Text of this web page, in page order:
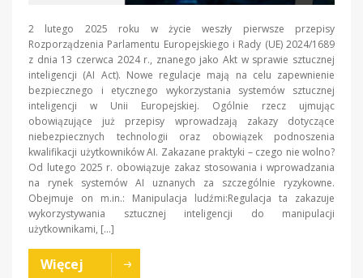
2 lutego 2025 roku w życie weszły pierwsze przepisy
Rozporządzenia Parlamentu Europejskiego i Rady (UE) 2024/1689
z dnia 13 czerwca 2024 r., znanego jako Akt w sprawie sztucznej
inteligencji (AI Act). Nowe regulacje mają na celu zapewnienie
bezpiecznego i etycznego wykorzystania systemów sztucznej
inteligencji w Unii Europejskiej. Ogólnie rzecz ujmując
obowiązujące już przepisy wprowadzają zakazy dotyczące
niebezpiecznych technologii oraz obowiązek podnoszenia
kwalifikacji użytkowników AI. Zakazane praktyki – czego nie wolno?
Od lutego 2025 r. obowiązuje zakaz stosowania i wprowadzania
na rynek systemów AI uznanych za szczególnie ryzykowne.
Obejmuje on m.in.: Manipulacja ludźmi:Regulacja ta zakazuje
wykorzystywania sztucznej inteligencji do manipulacji
użytkownikami, […]
Więcej